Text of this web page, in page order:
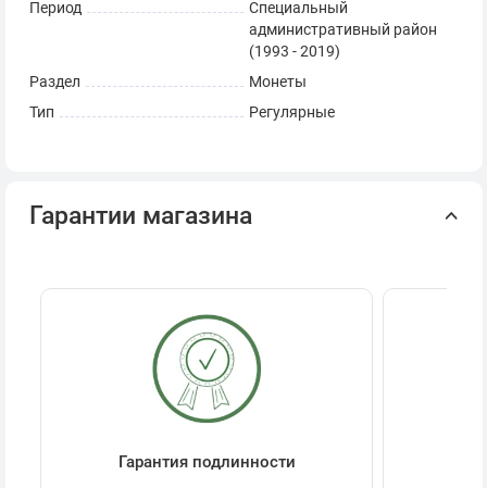
Период
Специальный
административный район
(1993 - 2019)
Раздел
Монеты
Тип
Регулярные
Гарантии магазина
Гарантия подлинности